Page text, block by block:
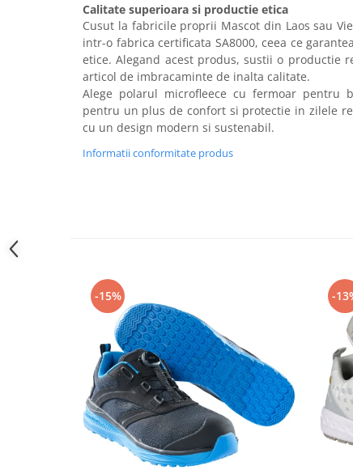
Imbracaminte
Bluze & Pulovere
Pantaloni cu pieptar
Incaltaminte
Incaltaminte de lucru si protectie
Incaltaminte de oras si munte
Echipamente medicale
Manusi de protectie
Accesorii pentru protectia capului
Casti de protectie
Ochelari de protectie si viziere
Masti de protectie respiratorie
Calitate superioara si productie etica
Cusut la fabricile proprii Mascot din Laos sau
intr-o fabrica certificata SA8000, ceea ce
etice. Alegand acest produs, sustii o productie
articol de imbracaminte de inalta calitate.
Alege polarul microfleece cu fermoar pentru
pentru un plus de confort si protectie in zilele
cu un design modern si sustenabil.
Informatii conformitate produs
-15% -